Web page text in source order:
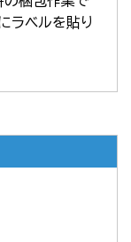
ラベルを貼り